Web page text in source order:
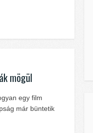
mögül
egy film
már büntetik